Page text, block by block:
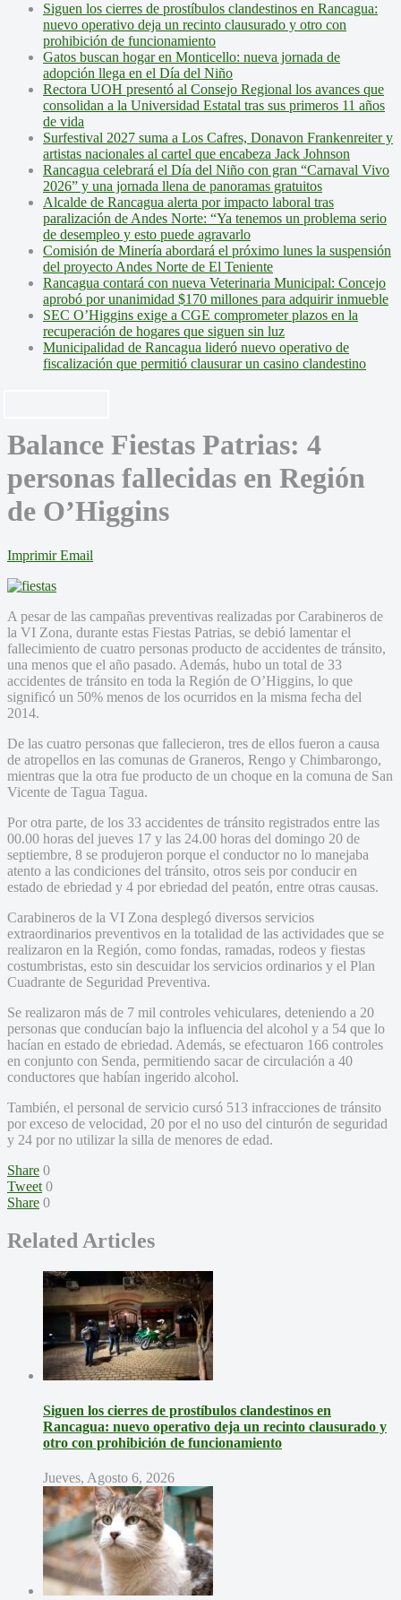
Siguen los cierres de prostíbulos clandestinos en Rancagua:
nuevo operativo deja un recinto clausurado y otro con
prohibición de funcionamiento
Gatos buscan hogar en Monticello: nueva jornada de
adopción llega en el Día del Niño
Rectora UOH presentó al Consejo Regional los avances que
consolidan a la Universidad Estatal tras sus primeros 11 años
de vida
Surfestival 2027 suma a Los Cafres, Donavon Frankenreiter y
artistas nacionales al cartel que encabeza Jack Johnson
Rancagua celebrará el Día del Niño con gran “Carnaval Vivo
2026” y una jornada llena de panoramas gratuitos
Alcalde de Rancagua alerta por impacto laboral tras
paralización de Andes Norte: “Ya tenemos un problema serio
de desempleo y esto puede agravarlo
Comisión de Minería abordará el próximo lunes la suspensión
del proyecto Andes Norte de El Teniente
Rancagua contará con nueva Veterinaria Municipal: Concejo
aprobó por unanimidad $170 millones para adquirir inmueble
SEC O’Higgins exige a CGE comprometer plazos en la
recuperación de hogares que siguen sin luz
Municipalidad de Rancagua lideró nuevo operativo de
fiscalización que permitió clausurar un casino clandestino
Balance Fiestas Patrias: 4
personas fallecidas en Región
de O’Higgins
Imprimir Email
A pesar de las campañas preventivas realizadas por Carabineros de
la VI Zona, durante estas Fiestas Patrias, se debió lamentar el
fallecimiento de cuatro personas producto de accidentes de tránsito,
una menos que el año pasado. Además, hubo un total de 33
accidentes de tránsito en toda la Región de O’Higgins, lo que
significó un 50% menos de los ocurridos en la misma fecha del
2014.
De las cuatro personas que fallecieron, tres de ellos fueron a causa
de atropellos en las comunas de Graneros, Rengo y Chimbarongo,
mientras que la otra fue producto de un choque en la comuna de San
Vicente de Tagua Tagua.
Por otra parte, de los 33 accidentes de tránsito registrados entre las
00.00 horas del jueves 17 y las 24.00 horas del domingo 20 de
septiembre, 8 se produjeron porque el conductor no lo manejaba
atento a las condiciones del tránsito, otros seis por conducir en
estado de ebriedad y 4 por ebriedad del peatón, entre otras causas.
Carabineros de la VI Zona desplegó diversos servicios
extraordinarios preventivos en la totalidad de las actividades que se
realizaron en la Región, como fondas, ramadas, rodeos y fiestas
costumbristas, esto sin descuidar los servicios ordinarios y el Plan
Cuadrante de Seguridad Preventiva.
Se realizaron más de 7 mil controles vehiculares, deteniendo a 20
personas que conducían bajo la influencia del alcohol y a 54 que lo
hacían en estado de ebriedad. Además, se efectuaron 166 controles
en conjunto con Senda, permitiendo sacar de circulación a 40
conductores que habían ingerido alcohol.
También, el personal de servicio cursó 513 infracciones de tránsito
por exceso de velocidad, 20 por el no uso del cinturón de seguridad
y 24 por no utilizar la silla de menores de edad.
Share 0
Tweet 0
Share 0
Related Articles
Siguen los cierres de prostíbulos clandestinos en
Rancagua: nuevo operativo deja un recinto clausurado y
otro con prohibición de funcionamiento
Jueves, Agosto 6, 2026